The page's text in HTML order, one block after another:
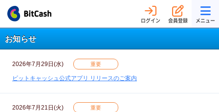
ログイン 会員登録 メニュー
お知らせ
2026年7月29日(水) 重要
ビットキャッシュ公式アプリ リリースのご案内
2026年7月21日(火) 重要